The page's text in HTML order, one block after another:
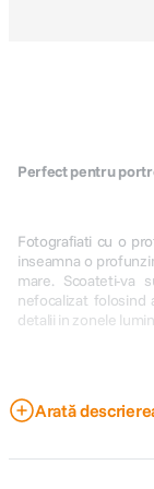
Perfect pentru
Fotografiati cu o
inseamna o
mare. Scoateti-va
nefocalizat folosind
detalii in zonele
Arată